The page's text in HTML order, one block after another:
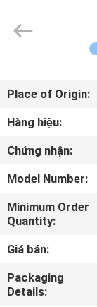
CHỦ
CÁC
SẢN
VỀ
Machinery
Place of Origin:
Hàng hiệu:
Chứng nhận:
Model Number:
Minimum Order
Quantity:
Giá bán:
Packaging
Details: